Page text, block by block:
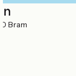
Bram